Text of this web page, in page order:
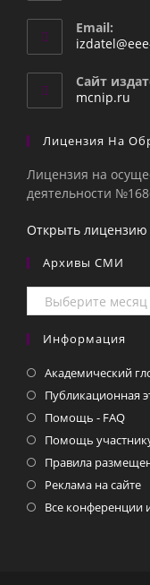
Email:
Сайт
mcnip.ru
Лицензия На
Лицензия на
деятельности
Открыть лицензию
Архивы СМИ
Архивы
СМИ
Информация
Академический
Публикационная
Помощь - FAQ
Помощь
Правила
Реклама на сайте
Все конференции